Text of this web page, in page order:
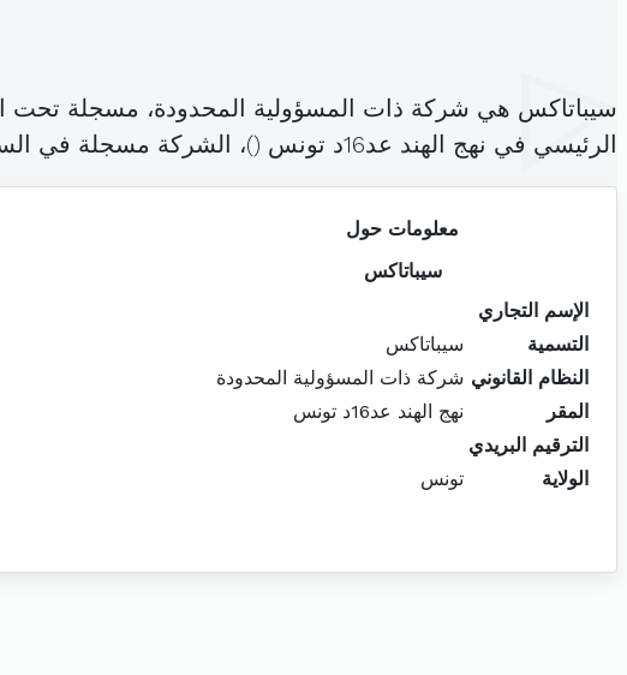
سيباتاكس هي شركة ذات المسؤولية المحدودة، مسجلة تحت
الرئيسي في نهج الهند عد16د تونس (
)، الشركة مسجلة في
معلومات حول
سيباتاكس
الإسم التجاري
التسمية
سيباتاكس
النظام القانوني شركة ذات المسؤولية المحدودة
المقر
نهج الهند عد16د تونس
الترقيم البريدي
الولاية
تونس